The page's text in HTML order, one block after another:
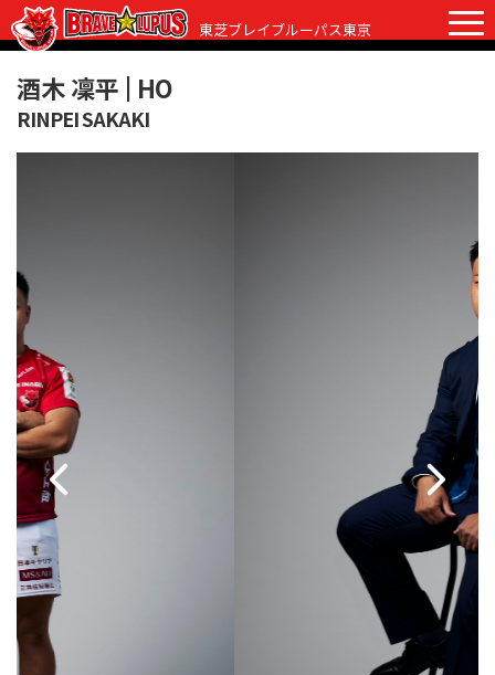
東芝ブレイブルーパス東京
チケット
クラブからのお願い
選手・スタッフ
スタッフ
マスコット
クラブ情報
株式会社 ブレイブルーパス東京概要
株式会社 チームの歴史
地域貢献活動
アカデミー
パートナー
Facebook Youtube
酒木 凜平 | HO
RINPEI SAKAKI